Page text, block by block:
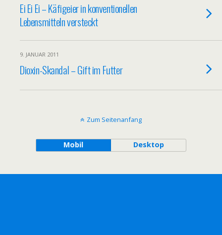
Ei Ei Ei – Käfigeier in konventionellen
Lebensmitteln versteckt
9. JANUAR 2011
Dioxin-Skandal – Gift im Futter
Zum Seitenanfang
Mobil Desktop